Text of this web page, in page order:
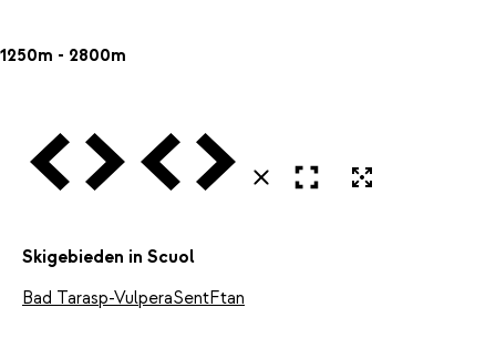
1250m - 2800m
Vorige VolgendeVorige Volgende
SluitenOpen in volledig scherm
Skigebieden in Scuol
Bad Tarasp-VulperaSentFtan